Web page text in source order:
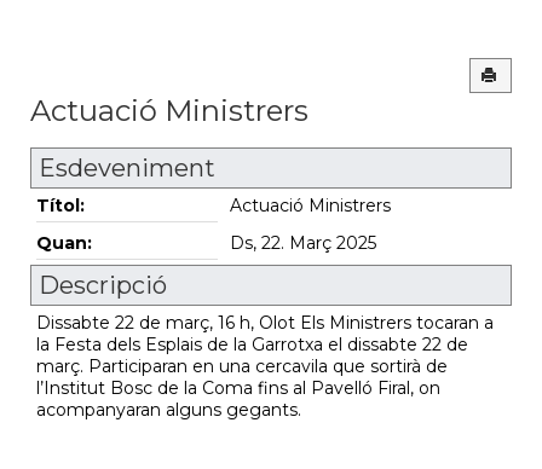
Actuació Ministrers
Esdeveniment
Títol:
Actuació Ministrers
Quan:
Ds, 22. Març 2025
Descripció
Dissabte 22 de març, 16 h, Olot Els Ministrers tocaran a
la Festa dels Esplais de la Garrotxa el dissabte 22 de
març. Participaran en una cercavila que sortirà de
l’Institut Bosc de la Coma fins al Pavelló Firal, on
acompanyaran alguns gegants.